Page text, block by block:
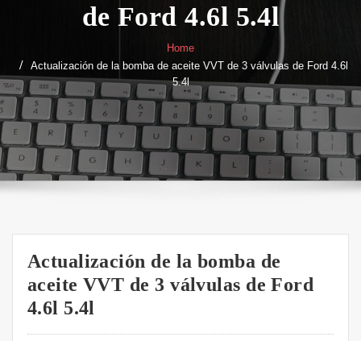
de Ford 4.6l 5.4l
Home
Actualización de la bomba de aceite VVT de 3 válvulas de Ford 4.6l
5.4l
Actualización de la bomba de
aceite VVT de 3 válvulas de Ford
4.6l 5.4l